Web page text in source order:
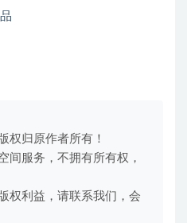
权归原作者所有！
间服务，不拥有所有权，
权利益，请联系我们，会